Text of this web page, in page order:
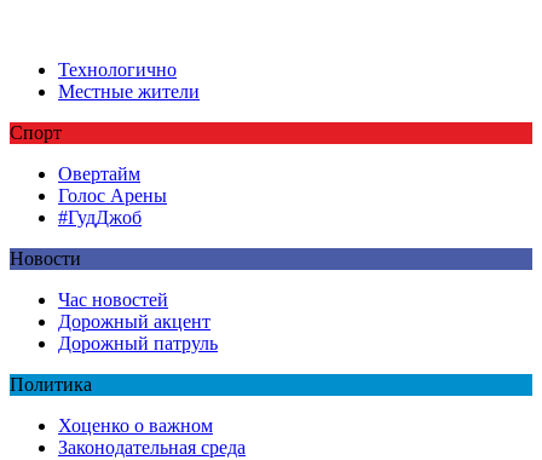
Технологично
Местные жители
Спорт
Овертайм
Голос Арены
#ГудДжоб
Новости
Час новостей
Дорожный акцент
Дорожный патруль
Политика
Хоценко о важном
Законодательная среда